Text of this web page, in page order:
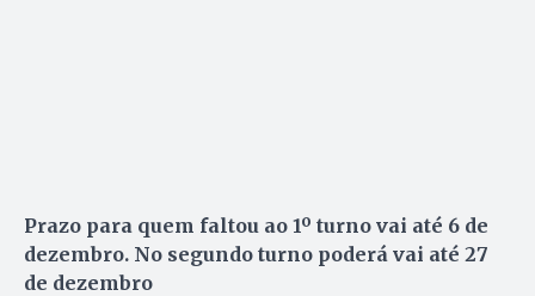
Prazo para quem faltou ao 1º turno vai até 6 de
dezembro. No segundo turno poderá vai até 27
de dezembro